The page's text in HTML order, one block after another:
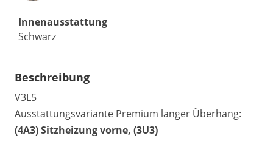
Innenausstattung
Schwarz
Beschreibung
V3L5
Ausstattungsvariante Premium langer Überhang:
(4A3) Sitzheizung vorne, (3U3)